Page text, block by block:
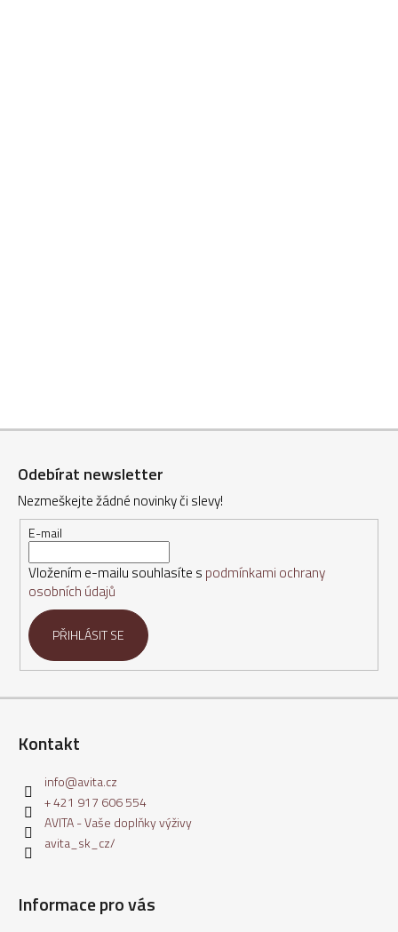
Z
Odebírat newsletter
Nezmeškejte žádné novinky či slevy!
E-mail
Vložením e-mailu souhlasíte s podmínkami ochrany
osobních údajů
PŘIHLÁSIT SE
Kontakt
info@avita.cz
+ 421 917 606 554
AVITA - Vaše doplňky výživy
avita_sk_cz/
Informace pro vás